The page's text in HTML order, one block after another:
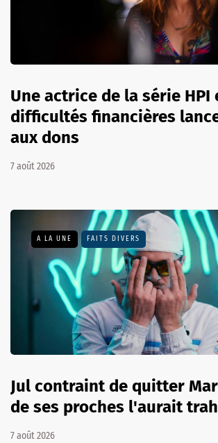
Une actrice de la série HPI
difficultés financières
aux dons
7 août 2026
A LA UNE FAITS DIVERS
Jul contraint de quitter
de ses proches l'aurait
7 août 2026